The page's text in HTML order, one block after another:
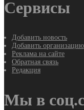
Сервисы
Добавить новость
Добавить организацию
Реклама на сайте
Обратная связь
Редакция
Мы в